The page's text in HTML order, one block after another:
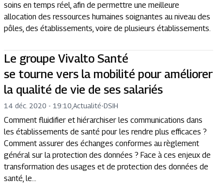
soins en temps réel, afin de permettre une meilleure
allocation des ressources humaines soignantes au niveau des
pôles, des établissements, voire de plusieurs établissements.
Le groupe Vivalto Santé
se tourne vers la mobilité pour améliorer
la qualité de vie de ses salariés
14 déc. 2020 - 19:10 Actualité-DSIH
Comment fluidifier et hiérarchiser les communications dans
les établissements de santé pour les rendre plus efficaces ?
Comment assurer des échanges conformes au règlement
général sur la protection des données ? Face à ces enjeux de
transformation des usages et de protection des données de
santé, le...